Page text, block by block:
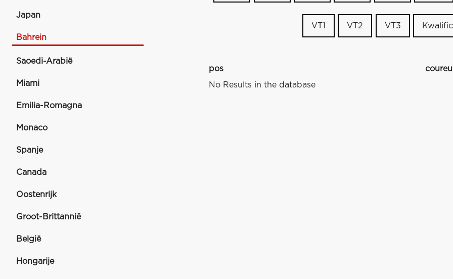
Japan
Bahrein
Saoedi-Arabië
Miami
Emilia-Romagna
Monaco
Spanje
Canada
Oostenrijk
Groot-Brittannië
België
Hongarije
VT1 VT2 VT3
pos
No Results in the database